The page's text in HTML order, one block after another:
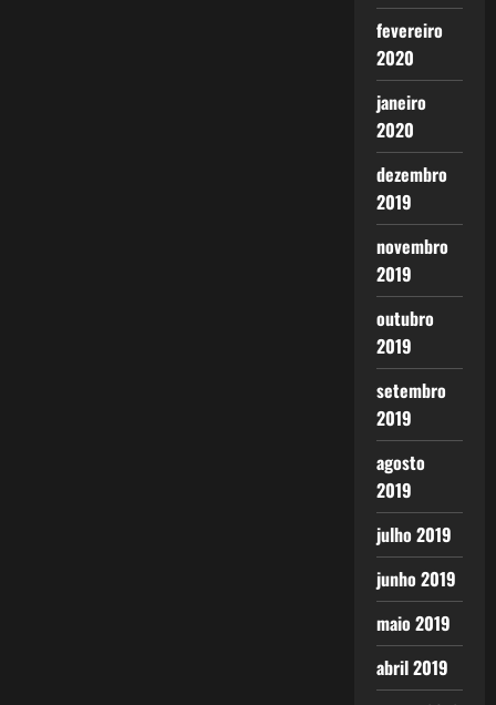
fevereiro
2020
janeiro
2020
dezembro
2019
novembro
2019
outubro
2019
setembro
2019
agosto
2019
julho 2019
junho 2019
maio 2019
abril 2019